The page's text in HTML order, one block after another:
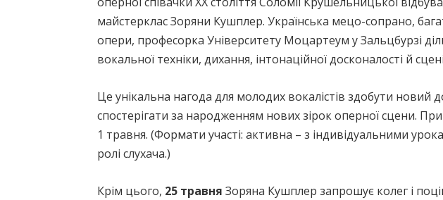
майстерклас Зоряни Кушплер. Українська мецо-сопрано,
опери, професорка Університету Моцартеум у Зальцбурзі
вокальної техніки, дихання, інтонаційної досконалості й
Це унікальна нагода для молодих вокалістів здобути новий
спостерігати за народженням нових зірок оперної сцени.
1 травня. (Формати участі: активна – з індивідуальними
ролі слухача.)
Крім цього, 25 травня Зоряна Кушплер запрошує колег і